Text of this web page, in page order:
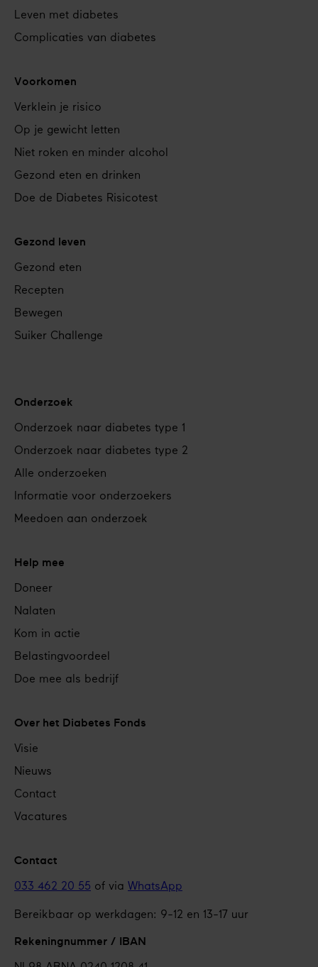
Leven met diabetes
Complicaties van diabetes
Voorkomen
Verklein je risico
Op je gewicht letten
Niet roken en minder alcohol
Gezond eten en drinken
Doe de Diabetes Risicotest
Gezond leven
Gezond eten
Recepten
Bewegen
Suiker Challenge
Onderzoek
Onderzoek naar diabetes type 1
Onderzoek naar diabetes type 2
Alle onderzoeken
Informatie voor onderzoekers
Meedoen aan onderzoek
Help mee
Doneer
Nalaten
Kom in actie
Belastingvoordeel
Doe mee als bedrijf
Over het Diabetes Fonds
Visie
Nieuws
Contact
Vacatures
Contact
033 462 20 55 of via WhatsApp
Bereikbaar op werkdagen: 9-12 en 13-17 uur
Rekeningnummer / IBAN